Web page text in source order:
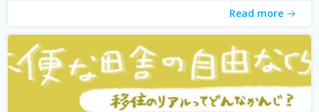
Read more
続きを読む